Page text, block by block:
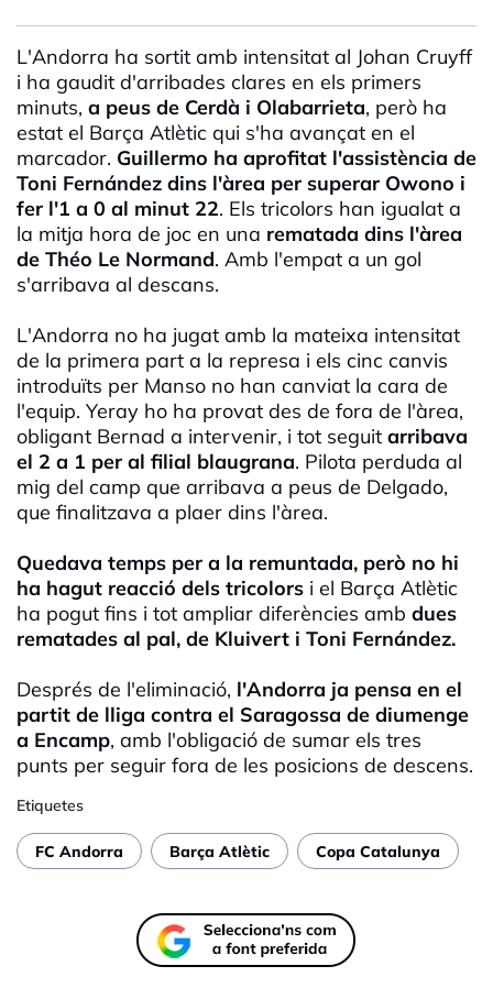
L'Andorra ha sortit amb intensitat al Johan Cruyff
i ha gaudit d'arribades clares en els primers
minuts, a peus de Cerdà i Olabarrieta, però ha
estat el Barça Atlètic qui s'ha avançat en el
marcador. Guillermo ha aprofitat l'assistència de
Toni Fernández dins l'àrea per superar Owono i
fer l'1 a 0 al minut 22. Els tricolors han igualat a
la mitja hora de joc en una rematada dins l'àrea
de Théo Le Normand. Amb l'empat a un gol
s'arribava al descans.
L'Andorra no ha jugat amb la mateixa intensitat
de la primera part a la represa i els cinc canvis
introduïts per Manso no han canviat la cara de
l'equip. Yeray ho ha provat des de fora de l'àrea,
obligant Bernad a intervenir, i tot seguit arribava
el 2 a 1 per al filial blaugrana. Pilota perduda al
mig del camp que arribava a peus de Delgado,
que finalitzava a plaer dins l'àrea.
Quedava temps per a la remuntada, però no hi
ha hagut reacció dels tricolors i el Barça Atlètic
ha pogut fins i tot ampliar diferències amb dues
rematades al pal, de Kluivert i Toni Fernández.
Després de l'eliminació, l'Andorra ja pensa en el
partit de lliga contra el Saragossa de diumenge
a Encamp, amb l'obligació de sumar els tres
punts per seguir fora de les posicions de descens.
Etiquetes
FC Andorra Barça Atlètic Copa Catalunya